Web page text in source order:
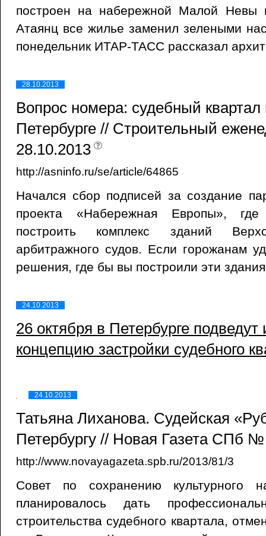
построен на набережной Малой Невы
Атаянц все жилье заменил зелеными
понедельник ИТАР-ТАСС рассказал
28.10.2013
Вопрос номера: судебный квартал
Петербурге // Строительный
28.10.2013
http://asninfo.ru/se/article/64865
Начался сбор подписей за создание
проекта «Набережная Европы», где
построить комплекс зданий
арбитражного судов. Если горожанам
решения, где бы вы построили эти
24.10.2013
26 октября в Петербурге подведут
концепцию застройки судебного
24.10.2013
Татьяна Лиханова. Судейская
Петербургу // Новая Газета СПб
http://www.novayagazeta.spb.ru/2013/81/3
Совет по сохранению культурного
планировалось дать
строительства судебного квартала,